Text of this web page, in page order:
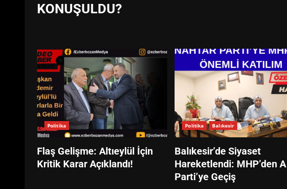
KONUŞULDU?
Politika
Flaş Gelişme: Altıeylül İçin
Kritik Karar Açıklandı!
Politika Balıkesir
Balıkesir’de Siyaset
Hareketlendi: MHP’den A
Parti’ye Geçiş